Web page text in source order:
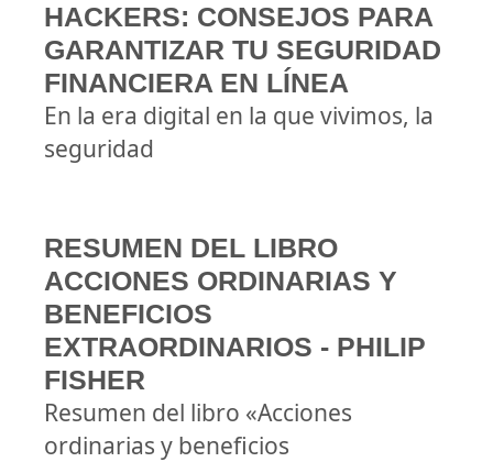
HACKERS: CONSEJOS PARA
GARANTIZAR TU SEGURIDAD
FINANCIERA EN LÍNEA
En la era digital en la que vivimos, la
seguridad
RESUMEN DEL LIBRO
ACCIONES ORDINARIAS Y
BENEFICIOS
EXTRAORDINARIOS - PHILIP
FISHER
Resumen del libro «Acciones
ordinarias y beneficios